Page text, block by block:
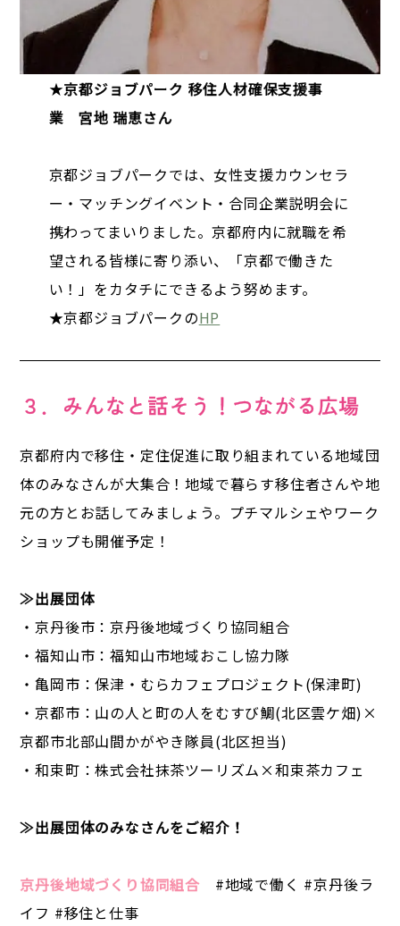
★京都ジョブパーク 移住人材確保支援事
業 宮地 瑞恵さん
京都ジョブパークでは、女性支援カウンセラ
ー・マッチングイベント・合同企業説明会に
携わってまいりました。京都府内に就職を希
望される皆様に寄り添い、「京都で働きた
い！」をカタチにできるよう努めます。
★京都ジョブパークのHP
３．みんなと話そう！つながる広場
京都府内で移住・定住促進に取り組まれている地域団
体のみなさんが大集合！地域で暮らす移住者さんや地
元の方とお話してみましょう。プチマルシェやワーク
ショップも開催予定！
≫出展団体
・京丹後市：京丹後地域づくり協同組合
・福知山市：福知山市地域おこし協力隊
・亀岡市：保津・むらカフェプロジェクト(保津町)
・京都市：山の人と町の人をむすび鯛(北区雲ケ畑)×
京都市北部山間かがやき隊員(北区担当)
・和束町：株式会社抹茶ツーリズム×和束茶カフェ
≫出展団体のみなさんをご紹介！
京丹後地域づくり協同組合 #地域で働く #京丹後ラ
イフ #移住と仕事